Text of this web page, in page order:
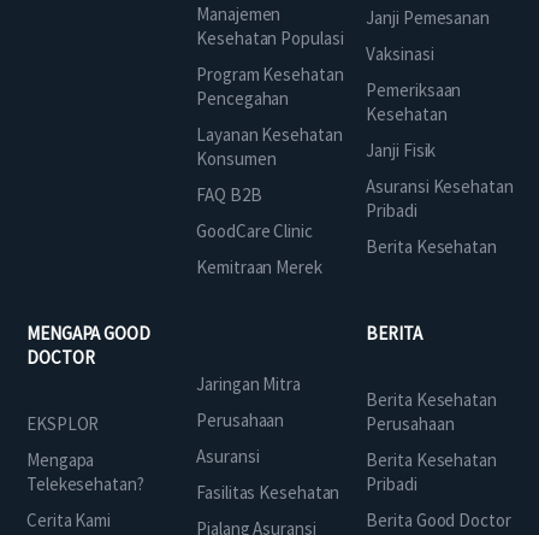
Manajemen
Kesehatan Populasi
Program Kesehatan
Pencegahan
Layanan Kesehatan
Konsumen
FAQ B2B
GoodCare Clinic
Kemitraan Merek
Janji Pemesanan
Vaksinasi
Pemeriksaan
Kesehatan
Janji Fisik
Asuransi Kesehatan
Pribadi
Berita Kesehatan
MENGAPA GOOD
DOCTOR
EKSPLOR
Mengapa
Telekesehatan?
Cerita Kami
Jaringan Mitra
Perusahaan
Asuransi
Fasilitas Kesehatan
Pialang Asuransi
BERITA
Berita Kesehatan
Perusahaan
Berita Kesehatan
Pribadi
Berita Good Doctor